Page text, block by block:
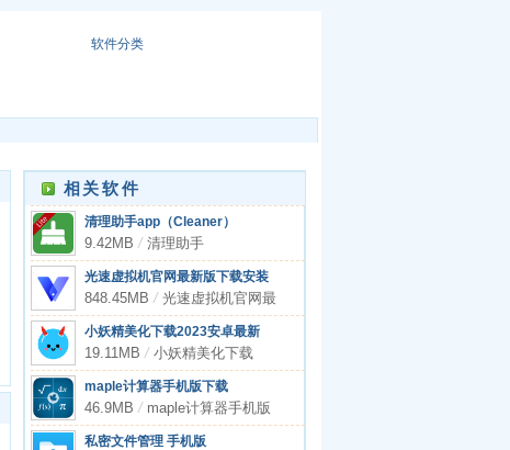
软件分类
相关软件
清理助手app（Cleaner）
9.42MB /清理助手
app（Cleaner）
光速虚拟机官网最新版下载安装
免费
848.45MB /光速虚拟机官网最
新版下载安装免费
小妖精美化下载2023安卓最新
版
19.11MB /小妖精美化下载
2023安卓最新版
maple计算器手机版下载
46.9MB /maple计算器手机版
下载
私密文件管理 手机版